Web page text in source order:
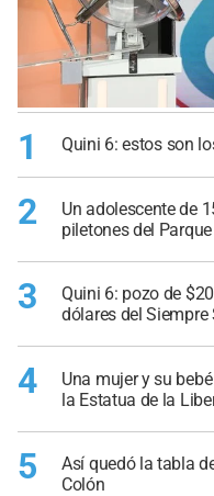
1 Quini 6: estos son
2
Un adolescente de
piletones del
3
Quini 6: pozo de
dólares del Siempre
4
Una mujer y su
la Estatua de la
5
Así quedó la tabla
Colón